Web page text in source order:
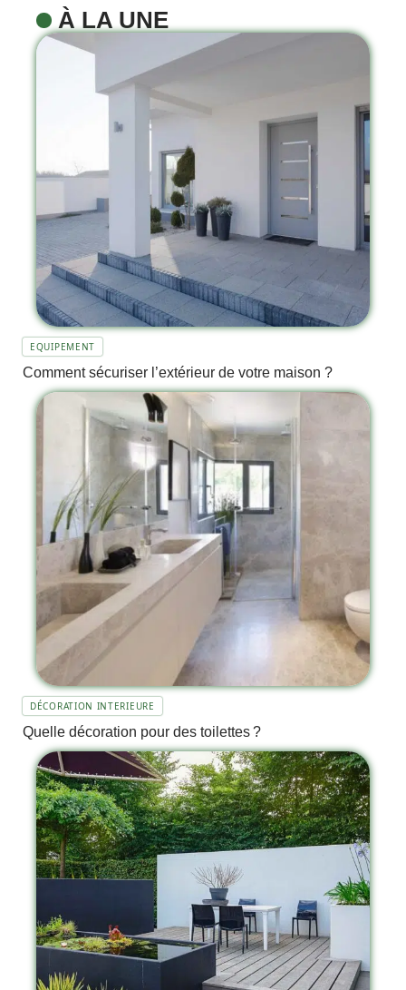
À LA UNE
EQUIPEMENT
Comment sécuriser l’extérieur de votre maison ?
DÉCORATION INTERIEURE
Quelle décoration pour des toilettes ?